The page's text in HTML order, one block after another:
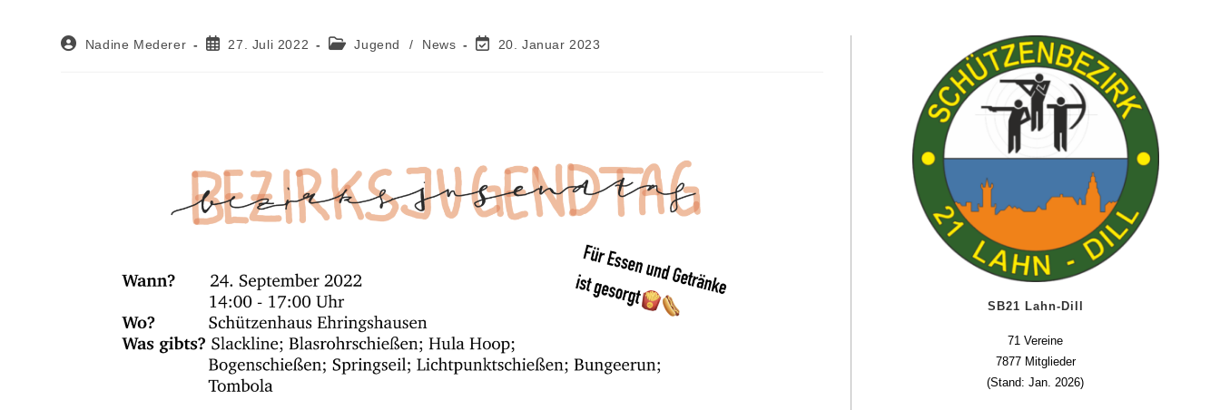
Nadine Mederer 27. Juli 2022 Jugend / News 20. Januar 2023
SB21 Lahn-Dill
71 Vereine
7877 Mitglieder
(Stand: Jan. 2026)